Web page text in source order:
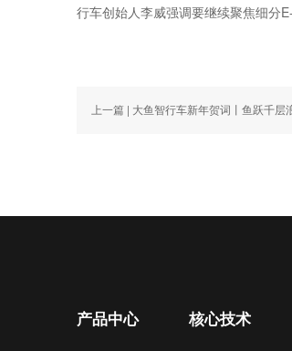
行车创始人李威强调要继续聚焦细分
上一篇 | 大鱼智行车新年贺词丨鱼跃千层
产品中心 核心技术